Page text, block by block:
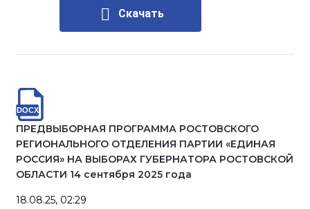
Скачать
ПРЕДВЫБОРНАЯ ПРОГРАММА РОСТОВСКОГО
РЕГИОНАЛЬНОГО ОТДЕЛЕНИЯ ПАРТИИ «ЕДИНАЯ
РОССИЯ» НА ВЫБОРАХ ГУБЕРНАТОРА РОСТОВСКОЙ
ОБЛАСТИ 14 сентября 2025 года
18.08.25, 02:29